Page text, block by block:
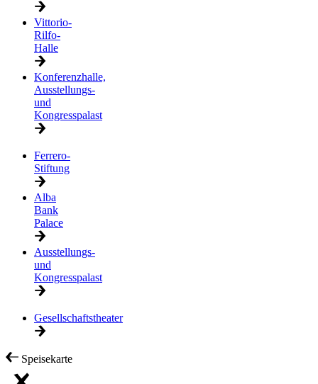
Vittorio-
Rilfo-
Halle
Konferenzhalle,
Ausstellungs-
und
Kongresspalast
Ferrero-
Stiftung
Alba
Bank
Palace
Ausstellungs-
und
Kongresspalast
Gesellschaftstheater
Speisekarte